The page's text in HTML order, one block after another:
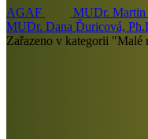
AGAF
MUDr. Martin
MUDr. Dana Ďuricová,
Zařazeno v kategorii